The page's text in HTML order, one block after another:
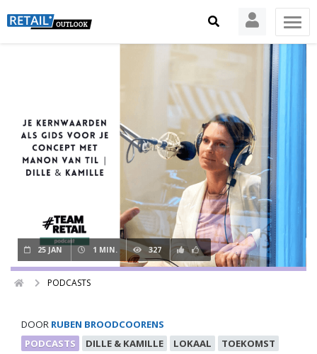
25 JAN 1 MIN. 327
PODCASTS
DOOR RUBEN BROODCOORENS
PODCASTS
DILLE & KAMILLE LOKAAL TOEKOMST